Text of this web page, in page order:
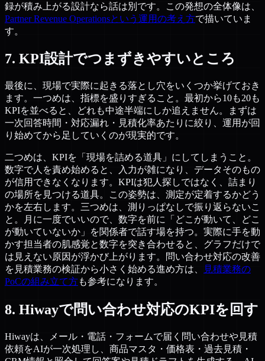
録が積み上がる設計なら話は別です。この発想の全体像は、
Partner Revenue Operationsという運用の考え方で描いていま
す。
7. KPI設計でつまずきやすいところ
最後に、現場で実際に起きる落とし穴をいくつか挙げておき
ます。一つめは、指標を盛りすぎること。最初から10も20も
KPIを並べると、どれも中途半端にしか追えません。まずは
一次回答時間・対応漏れ・見積化率あたりに絞り、運用が回
り始めてから足していくのが現実的です。
二つめは、KPIを「現場を詰める道具」にしてしまうこと。
数字で人を責め始めると、入力が雑になり、データそのもの
が信用できなくなります。KPIは犯人探しではなく、詰まり
の場所を見つける道具。この姿勢は、測定が定着するかどう
かを左右します。三つめは、測りっぱなしで振り返らないこ
と。月に一度でいいので、数字を前に「どこが動いて、どこ
が動いていないか」を関係者で話す場を持つ。実際に手を動
かす担当者の肌感覚と数字を突き合わせると、グラフだけで
は見えない原因が浮かび上がります。問い合わせ対応の改善
を見積業務の検証から小さく始める進め方は、
見積業務の
PoCの組み立て方も参考になります。
8. Hiwayで問い合わせ対応のKPIを回す
Hiwayは、メール・電話・フォームで届く問い合わせや見積
依頼をAIが一次処理し、商品マスタ・価格表・過去見積・